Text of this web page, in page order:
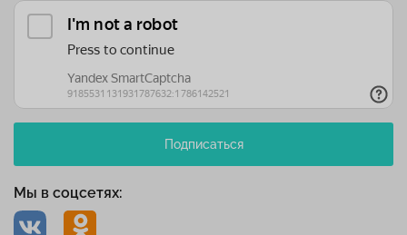
Мы в соцсетях:
Подписаться